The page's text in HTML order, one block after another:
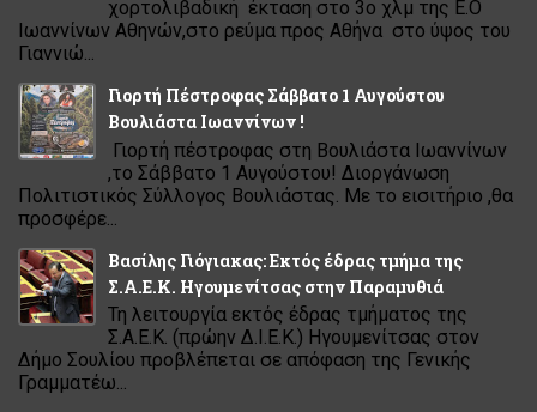
χορτολιβαδική έκταση στο 3ο χλμ της Ε.Ο
Ιωαννίνων Αθηνών,στο ρεύμα προς Αθήνα στο ύψος του
Γιαννιώ...
Γιορτή Πέστροφας Σάββατο 1 Αυγούστου
Βουλιάστα Ιωαννίνων !
Γιορτή πέστροφας στη Βουλιάστα Ιωαννίνων
,το Σάββατο 1 Αυγούστου! Διοργάνωση
Πολιτιστικός Σύλλογος Βουλιάστας. Με το εισιτήριο ,θα
προσφέρε...
Βασίλης Γιόγιακας: Εκτός έδρας τμήμα της
Σ.Α.Ε.Κ. Ηγουμενίτσας στην Παραμυθιά
Τη λειτουργία εκτός έδρας τμήματος της
Σ.Α.Ε.Κ. (πρώην Δ.Ι.Ε.Κ.) Ηγουμενίτσας στον
Δήμο Σουλίου προβλέπεται σε απόφαση της Γενικής
Γραμματέω...